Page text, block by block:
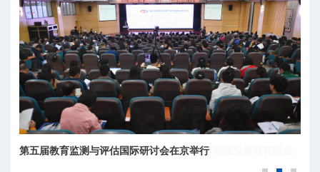
第五届教育监测与评估国际研讨会在京举行
青海省人民政府-北京师范大学高原科学与可持续发展研究院成